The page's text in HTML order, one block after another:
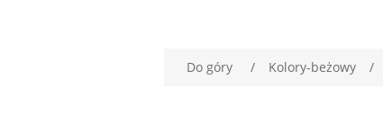
Do góry / Kolory-beżowy /